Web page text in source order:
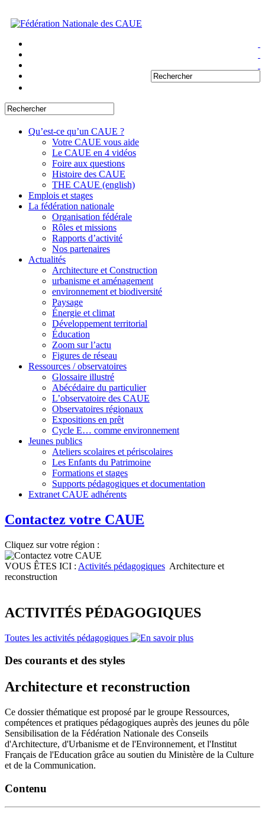
Qu’est-ce qu’un CAUE ?
Votre CAUE vous aide
Le CAUE en 4 vidéos
Foire aux questions
Histoire des CAUE
THE CAUE (english)
Emplois et stages
La fédération nationale
Organisation fédérale
Rôles et missions
Rapports d’activité
Nos partenaires
Actualités
Architecture et Construction
urbanisme et aménagement
environnement et biodiversité
Paysage
Énergie et climat
Développement territorial
Éducation
Zoom sur l’actu
Figures de réseau
Ressources / observatoires
Glossaire illustré
Abécédaire du particulier
L’observatoire des CAUE
Observatoires régionaux
Expositions en prêt
Cycle E… comme environnement
Jeunes publics
Ateliers scolaires et périscolaires
Les Enfants du Patrimoine
Formations et stages
Supports pédagogiques et documentation
Extranet CAUE adhérents
Contactez votre CAUE
Cliquez sur votre région :
VOUS ÊTES ICI : Activités pédagogiques Architecture et
reconstruction
ACTIVITÉS PÉDAGOGIQUES
Toutes les activités pédagogiques
Des courants et des styles
Architecture et reconstruction
Ce dossier thématique est proposé par le groupe Ressources,
compétences et pratiques pédagogiques auprès des jeunes du pôle
Sensibilisation de la Fédération Nationale des Conseils
d'Architecture, d'Urbanisme et de l'Environnement, et l'Institut
Français de l'Education grâce au soutien du Ministère de la Culture
et de la Communication.
Contenu